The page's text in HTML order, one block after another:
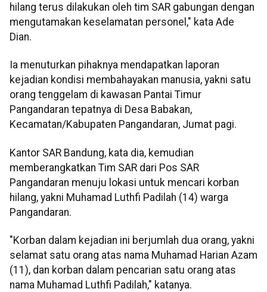
hilang terus dilakukan oleh tim SAR gabungan dengan
mengutamakan keselamatan personel," kata Ade
Dian.
Ia menuturkan pihaknya mendapatkan laporan
kejadian kondisi membahayakan manusia, yakni satu
orang tenggelam di kawasan Pantai Timur
Pangandaran tepatnya di Desa Babakan,
Kecamatan/Kabupaten Pangandaran, Jumat pagi.
Kantor SAR Bandung, kata dia, kemudian
memberangkatkan Tim SAR dari Pos SAR
Pangandaran menuju lokasi untuk mencari korban
hilang, yakni Muhamad Luthfi Padilah (14) warga
Pangandaran.
"Korban dalam kejadian ini berjumlah dua orang, yakni
selamat satu orang atas nama Muhamad Harian Azam
(11), dan korban dalam pencarian satu orang atas
nama Muhamad Luthfi Padilah," katanya.